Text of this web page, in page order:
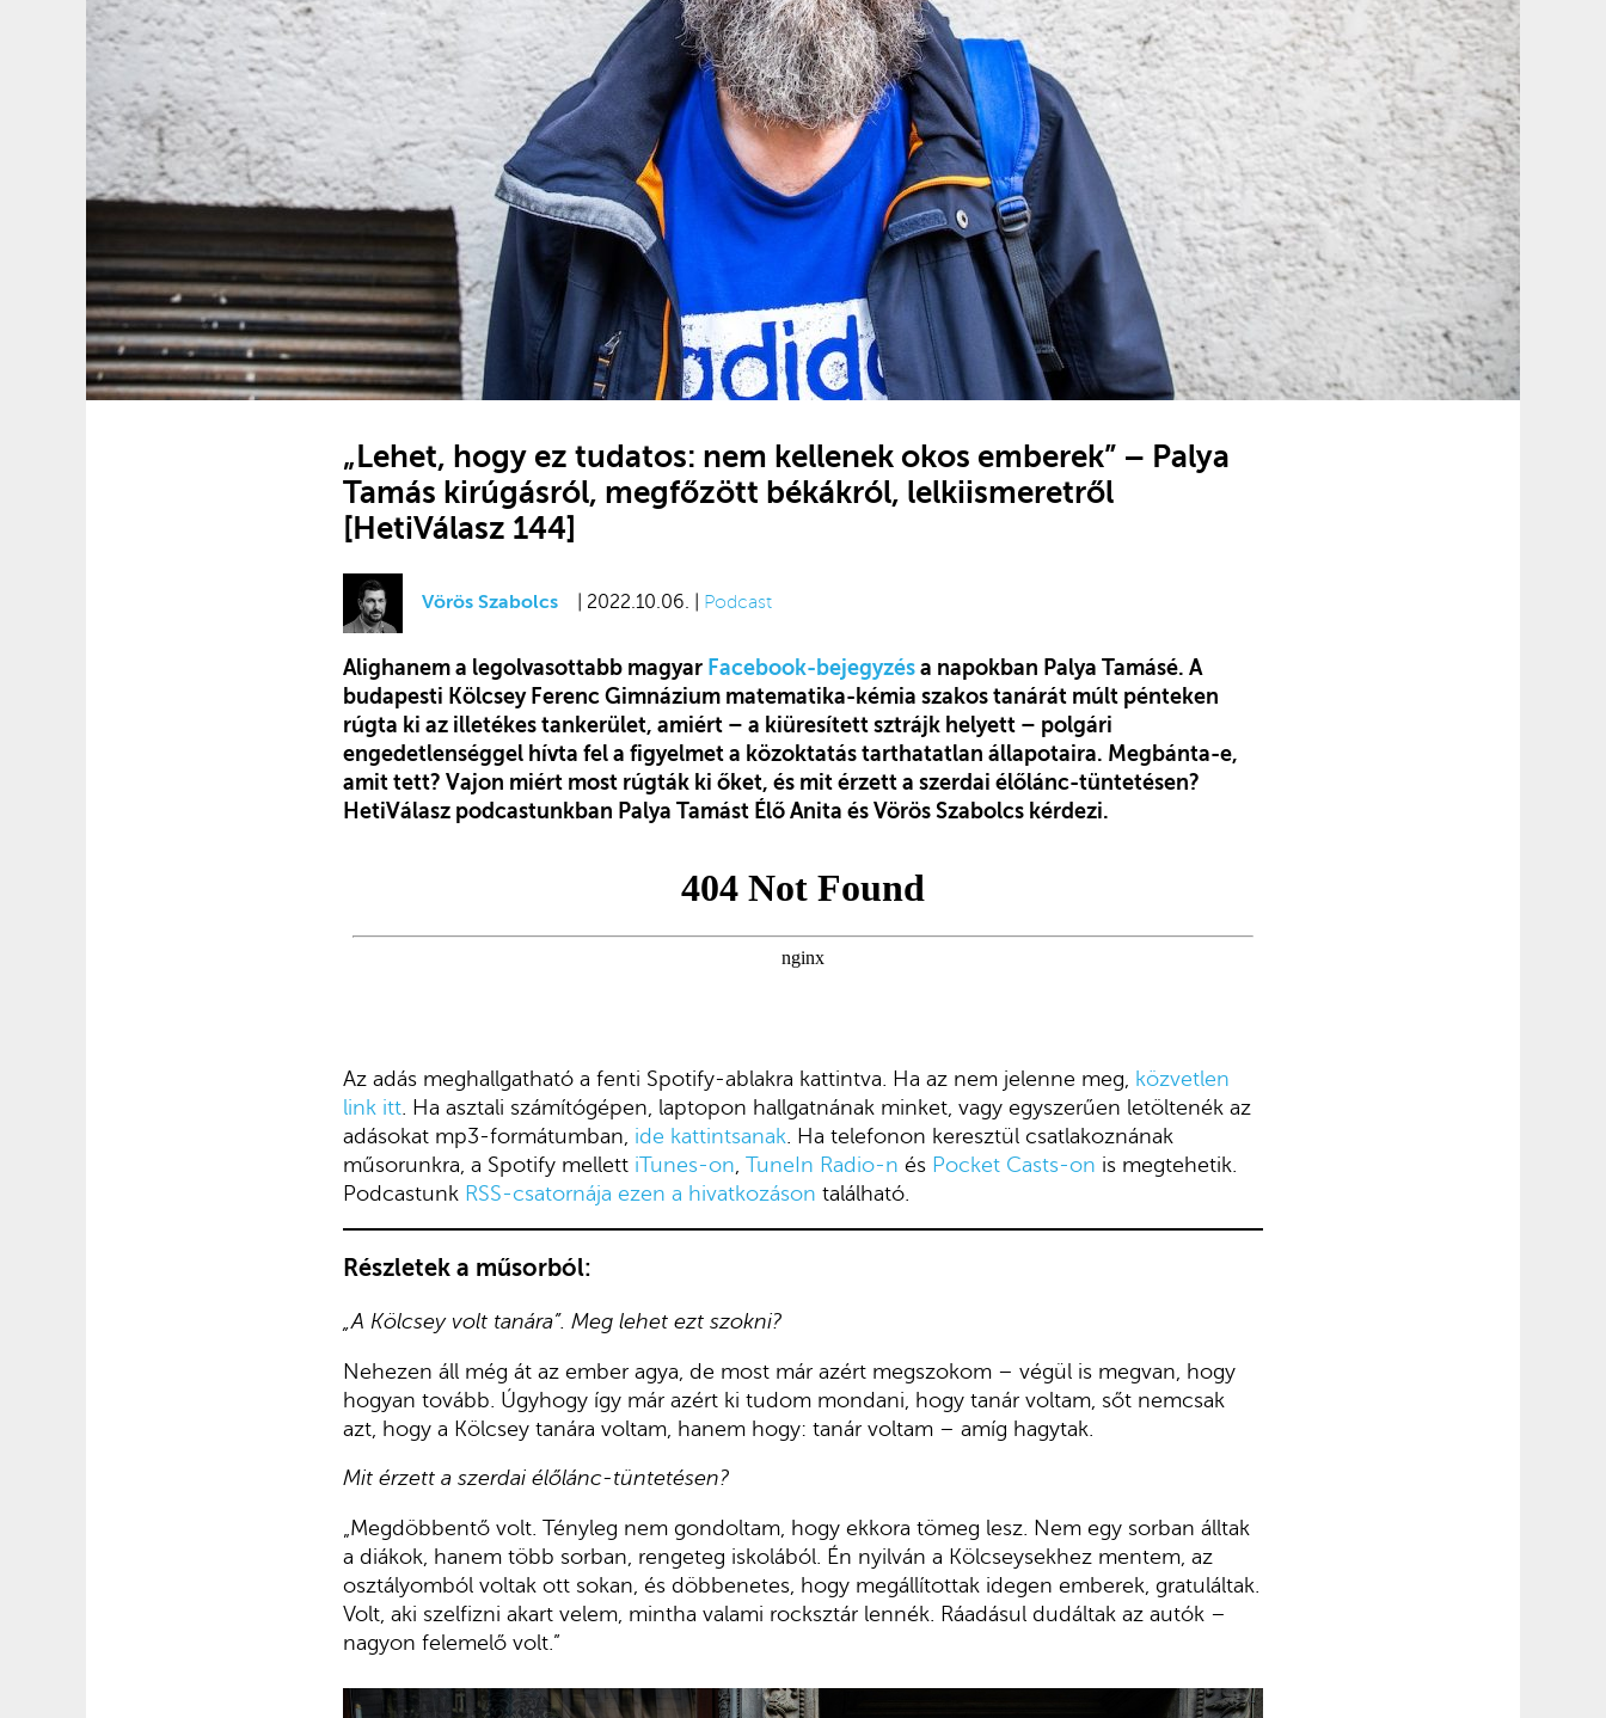
„Lehet, hogy ez tudatos: nem kellenek okos emberek” – Palya
Tamás kirúgásról, megfőzött békákról, lelkiismeretről
[HetiVálasz 144]
Vörös Szabolcs | 2022.10.06. | Podcast
Alighanem a legolvasottabb magyar Facebook-bejegyzés a napokban Palya Tamásé. A
budapesti Kölcsey Ferenc Gimnázium matematika-kémia szakos tanárát múlt pénteken
rúgta ki az illetékes tankerület, amiért – a kiüresített sztrájk helyett – polgári
engedetlenséggel hívta fel a figyelmet a közoktatás tarthatatlan állapotaira. Megbánta-e,
amit tett? Vajon miért most rúgták ki őket, és mit érzett a szerdai élőlánc-tüntetésen?
HetiVálasz podcastunkban Palya Tamást Élő Anita és Vörös Szabolcs kérdezi.
Az adás meghallgatható a fenti Spotify-ablakra kattintva. Ha az nem jelenne meg, közvetlen
link itt . Ha asztali számítógépen, laptopon hallgatnának minket, vagy egyszerűen letöltenék az
adásokat mp3-formátumban, ide kattintsanak . Ha telefonon keresztül csatlakoznának
műsorunkra, a Spotify mellett iTunes-on TuneIn Radio-n és Pocket Casts-on is megtehetik.
Podcastunk RSS-csatornája ezen a hivatkozáson található.
Részletek a műsorból:
„A Kölcsey volt tanára”. Meg lehet ezt szokni?
Nehezen áll még át az ember agya, de most már azért megszokom – végül is megvan, hogy
hogyan tovább. Úgyhogy így már azért ki tudom mondani, hogy tanár voltam, sőt nemcsak
azt, hogy a Kölcsey tanára voltam, hanem hogy: tanár voltam – amíg hagytak.
Mit érzett a szerdai élőlánc-tüntetésen?
„Megdöbbentő volt. Tényleg nem gondoltam, hogy ekkora tömeg lesz. Nem egy sorban álltak
a diákok, hanem több sorban, rengeteg iskolából. Én nyilván a Kölcseysekhez mentem, az
osztályomból voltak ott sokan, és döbbenetes, hogy megállítottak idegen emberek, gratuláltak.
Volt, aki szelfizni akart velem, mintha valami rocksztár lennék. Ráadásul dudáltak az autók –
nagyon felemelő volt.”